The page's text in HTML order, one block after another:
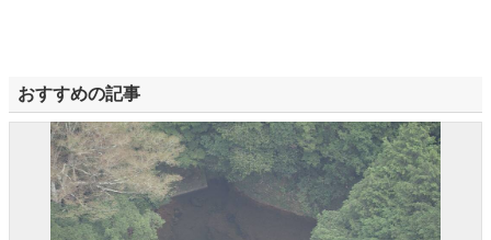
おすすめの記事